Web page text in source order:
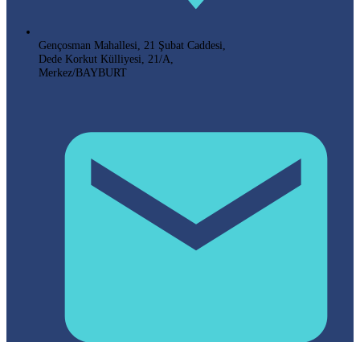
Gençosman Mahallesi, 21 Şubat Caddesi,
Dede Korkut Külliyesi, 21/A,
Merkez/BAYBURT